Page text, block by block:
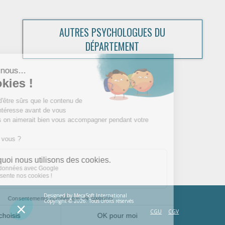
AUTRES PSYCHOLOGUES DU
DÉPARTEMENT
Designed by MecaSoft International
Copyright © 2026. Tous droits réservés
CGU
CGV